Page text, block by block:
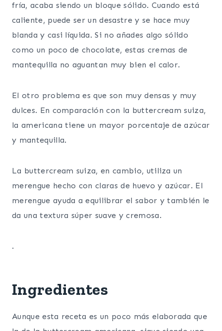
fría, acaba siendo un bloque sólido. Cuando está
caliente, puede ser un desastre y se hace muy
blanda y casi líquida. Si no añades algo sólido
como un poco de chocolate, estas cremas de
mantequilla no aguantan muy bien el calor.
El otro problema es que son muy densas y muy
dulces. En comparación con la buttercream suiza,
la americana tiene un mayor porcentaje de azúcar
y mantequilla.
La buttercream suiza, en cambio, utiliza un
merengue hecho con claras de huevo y azúcar. El
merengue ayuda a equilibrar el sabor y también le
da una textura súper suave y cremosa.
.
Ingredientes
Aunque esta receta es un poco más elaborada que